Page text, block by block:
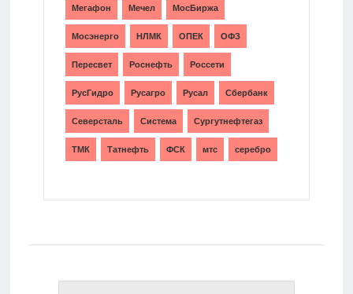
Мегафон Мечел МосБиржа
Мосэнерго НЛМК ОПЕК ОФЗ
Пересвет Роснефть Россети
РусГидро Русагро Русал Сбербанк
Северсталь Система Сургутнефтегаз
ТМК Татнефть ФСК мтс серебро